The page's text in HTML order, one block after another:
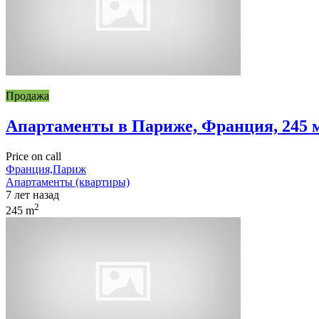
Продажа
Апартаменты в Париже, Франция, 245
Price on call
Франция,Париж
Апартаменты (квартиры)
7 лет назад
245 m2